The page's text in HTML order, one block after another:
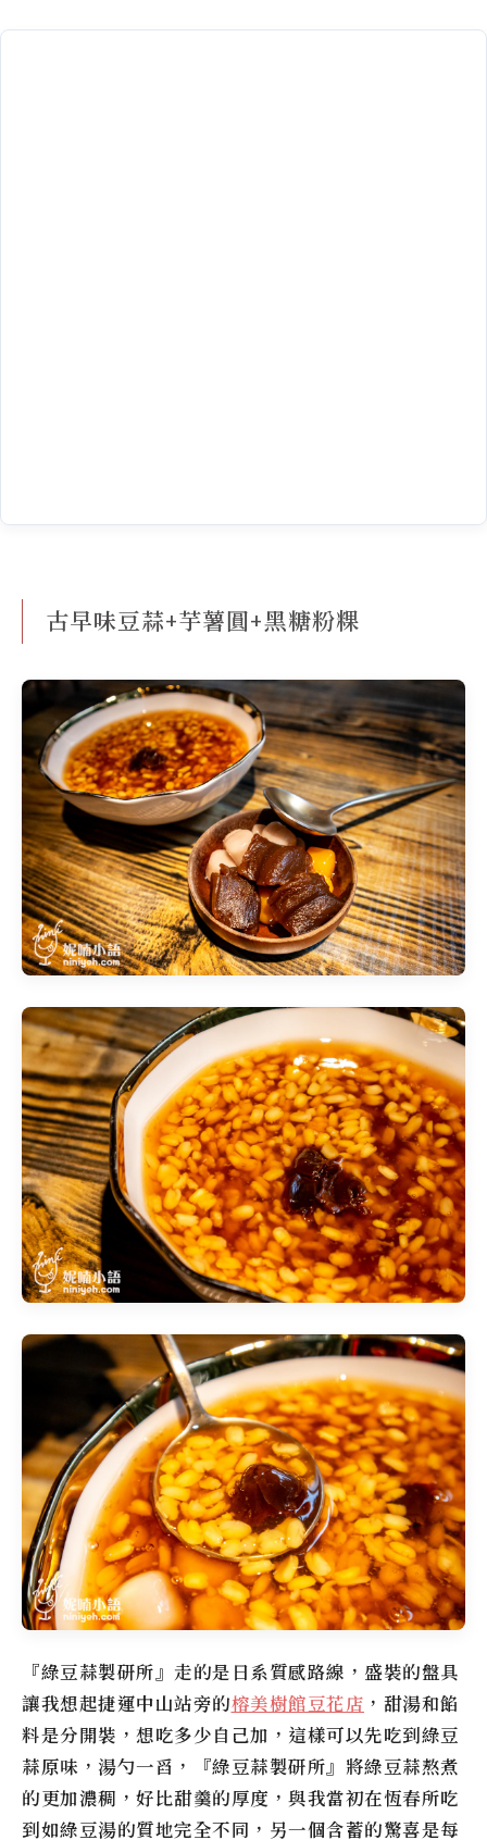
古早味豆蒜+芋薯圓+黑糖粉粿
『綠豆蒜製研所』走的是日系質感路線，盛裝的盤具
讓我想起捷運中山站旁的榕美樹館豆花店 ，甜湯和餡
料是分開裝，想吃多少自己加，這樣可以先吃到綠豆
蒜原味，湯勺一舀，『綠豆蒜製研所』將綠豆蒜熬煮
的更加濃稠，好比甜羹的厚度，與我當初在恆春所吃
到如綠豆湯的質地完全不同，另一個含蓄的驚喜是每